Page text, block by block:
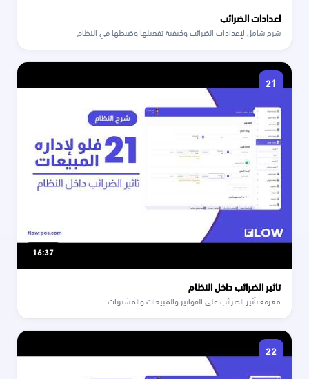
اعدادات الضرائب
شرح شامل لإعدادات الضرائب وكيفية تفعيلها وضبطها في النظام
16:37
21
تاثير الضرائب داخل النظام
معرفة تأثير الضرائب على الفواتير والمبيعات والمشتريات
22